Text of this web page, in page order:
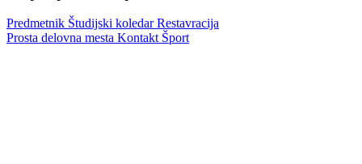
Predmetnik Študijski koledarRestavracija
Prosta delovna mesta Kontakt Šport